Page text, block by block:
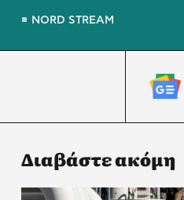
NORD STREAM
Διαβάστε ακόμη